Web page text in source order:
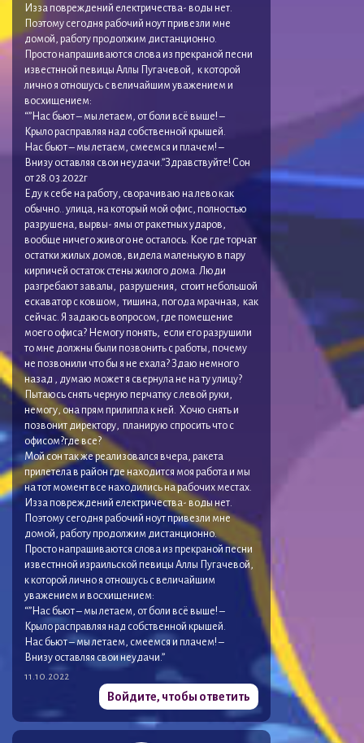
Изза повреждений електричества- воды нет.
Поэтому сегодня рабочий ноут привезли мне
домой, работу продолжим дистанционно.
Просто напрашиваются слова из прекраной песни
известнной певицы Аллы Пугачевой, к которой
лично я отношусь с величайшим уважением и
восхищением:
“”Нас бьют – мы летаем, от боли всё выше! –
Крыло расправляя над собственной крышей.
Нас бьют – мы летаем, смеемся и плачем! –
Внизу оставляя свои неудачи.”Здравствуйте! Сон
от 28.03.2022г
Еду к себе на работу, сворачиваю на лево как
обычно.. улица, на который мой офис, полностью
разрушена, вырвы- ямы от ракетных ударов,
вообще ничего живого не осталось. Кое где торчат
остатки жилых домов, видела маленькую в пару
кирпичей остаток стены жилого дома. Люди
разгребают завалы, разрушения, стоит небольшой
ескаватор с ковшом, тишина, погода мрачная, как
сейчас. Я задаюсь вопросом, где помещение
моего офиса? Немогу понять, если его разрушили
то мне должны были позвонить с работы, почему
не позвонили что бы я не ехала? Здаю немного
назад , думаю может я свернула не на ту улицу?
Пытаюсь снять черную перчатку с левой руки,
немогу, она прям прилипла к ней. Хочю снять и
позвонит директору, планирую спросить что с
офисом?где все?
Мой сон так же реализовался вчера, ракета
прилетела в район где находится моя работа и мы
на тот момент все находились на рабочих местах.
Изза повреждений електричества- воды нет.
Поэтому сегодня рабочий ноут привезли мне
домой, работу продолжим дистанционно.
Просто напрашиваются слова из прекраной песни
известнной израильской певицы Аллы Пугачевой,
к которой лично я отношусь с величайшим
уважением и восхищением:
“”Нас бьют – мы летаем, от боли всё выше! –
Крыло расправляя над собственной крышей.
Нас бьют – мы летаем, смеемся и плачем! –
Внизу оставляя свои неудачи.”
11.10.2022
Войдите, чтобы ответить